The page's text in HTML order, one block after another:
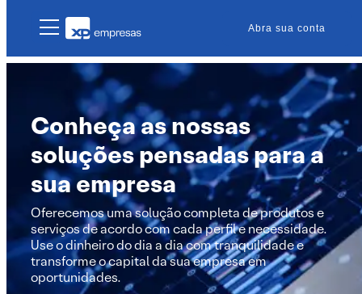
Abra sua conta
Conheça as nossas
soluções pensadas para a
sua empresa
Oferecemos uma solução completa de produtos e
serviços de acordo com cada perfil e necessidade.
Use o dinheiro do dia a dia com tranquilidade e
transforme o capital da sua empresa em
oportunidades.